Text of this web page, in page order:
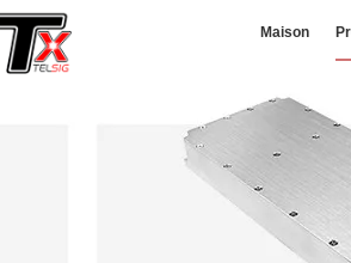
Maison